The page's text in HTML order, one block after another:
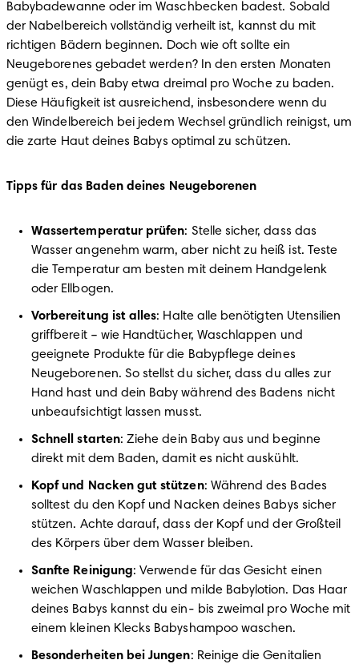
Babybadewanne oder im Waschbecken badest. Sobald
der Nabelbereich vollständig verheilt ist, kannst du mit
richtigen Bädern beginnen. Doch wie oft sollte ein
Neugeborenes gebadet werden? In den ersten Monaten
genügt es, dein Baby etwa dreimal pro Woche zu baden.
Diese Häufigkeit ist ausreichend, insbesondere wenn du
den Windelbereich bei jedem Wechsel gründlich reinigst, um
die zarte Haut deines Babys optimal zu schützen.
Tipps für das Baden deines Neugeborenen
Wassertemperatur prüfen: Stelle sicher, dass das
Wasser angenehm warm, aber nicht zu heiß ist. Teste
die Temperatur am besten mit deinem Handgelenk
oder Ellbogen.
Vorbereitung ist alles: Halte alle benötigten Utensilien
griffbereit – wie Handtücher, Waschlappen und
geeignete Produkte für die Babypflege deines
Neugeborenen. So stellst du sicher, dass du alles zur
Hand hast und dein Baby während des Badens nicht
unbeaufsichtigt lassen musst.
Schnell starten: Ziehe dein Baby aus und beginne
direkt mit dem Baden, damit es nicht auskühlt.
Kopf und Nacken gut stützen: Während des Bades
solltest du den Kopf und Nacken deines Babys sicher
stützen. Achte darauf, dass der Kopf und der Großteil
des Körpers über dem Wasser bleiben.
Sanfte Reinigung: Verwende für das Gesicht einen
weichen Waschlappen und milde Babylotion. Das Haar
deines Babys kannst du ein- bis zweimal pro Woche mit
einem kleinen Klecks Babyshampoo waschen.
Besonderheiten bei Jungen: Reinige die Genitalien